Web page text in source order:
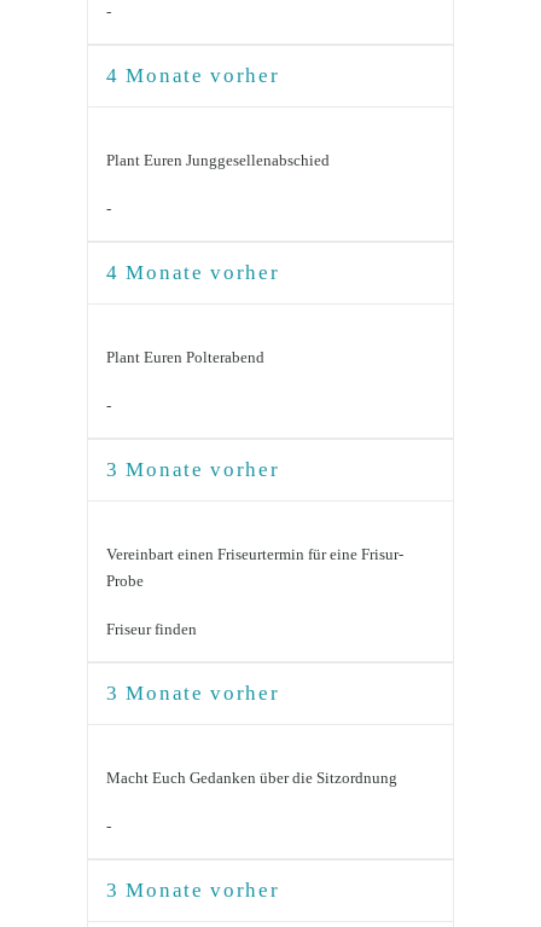
-
4 Monate vorher
Plant Euren Junggesellenabschied
-
4 Monate vorher
Plant Euren Polterabend
-
3 Monate vorher
Vereinbart einen Friseurtermin für eine Frisur-
Probe
Friseur finden
3 Monate vorher
Macht Euch Gedanken über die Sitzordnung
-
3 Monate vorher